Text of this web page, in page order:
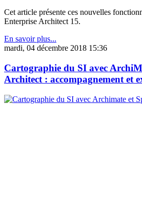
Cet article présente ces nouvelles
Enterprise Architect 15.
En savoir plus...
mardi, 04 décembre 2018 15:36
Cartographie du SI avec
Architect : accompagnement et